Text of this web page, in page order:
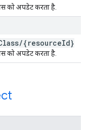
को अपडेट करता है.
/{resourceId}
को अपडेट करता है.